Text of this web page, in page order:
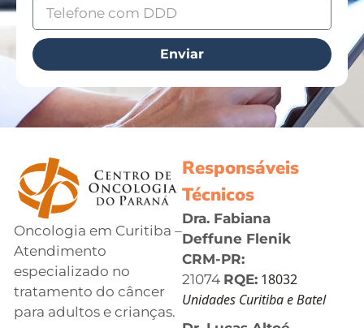
Enviar
Oncologia em Curitiba –
Atendimento
especializado no
tratamento do câncer
para adultos e crianças.
Responsáveis
Técnicos
Dra. Fabiana
Deffune Flenik
CRM-PR:
21074 RQE: 18032
Unidades Curitiba e Batel